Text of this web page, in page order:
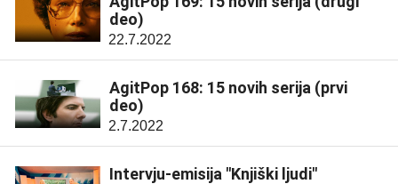
deo)
22.7.2022
AgitPop 168: 15 novih serija (prvi
deo)
2.7.2022
Intervju-emisija "Knjiški ljudi"